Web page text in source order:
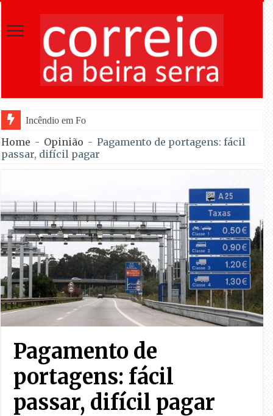
Incêndio em Fornos de Algodres dominado após co
Home - Opinião - Pagamento de portagens: fácil
passar, difícil pagar
Pagamento de
portagens: fácil
passar, difícil pagar